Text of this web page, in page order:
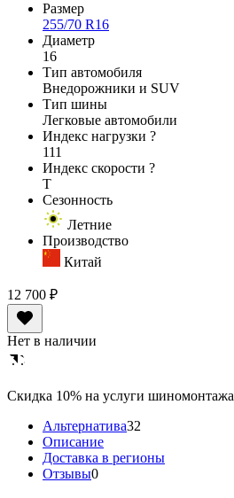
Размер
255/70 R16
Диаметр
16
Тип автомобиля
Внедорожники и SUV
Тип шины
Легковые автомобили
Индекс нагрузки ?
111
Индекс скорости ?
T
Сезонность
Летние
Производство
Китай
12 700 ₽
Нет в наличии
Cкидка 10% на услуги шиномонтажа
Альтернатива32
Описание
Доставка в регионы
Отзывы0